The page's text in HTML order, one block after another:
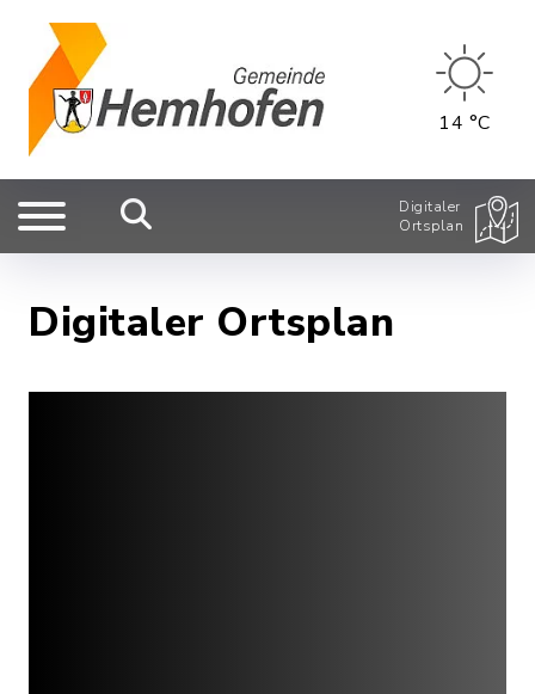
14 °C
Digitaler
Ortsplan
Digitaler Ortsplan